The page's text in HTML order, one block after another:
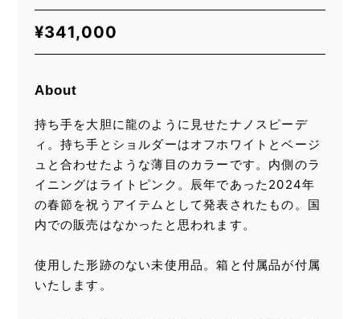
¥341,000
About
持ち手を大胆に龍のように見せたナノスピーデ
ィ。持ち手とショルダーはオフホワイトとベージ
ュと合わせたような薄目のカラーです。内側のラ
イニングはライトピンク。辰年であった2024年
の春節を祝うアイテムとして発表されたもの。国
内での販売はなかったと思われます。
使用した形跡のない未使用品。箱と付属品が付属
いたします。